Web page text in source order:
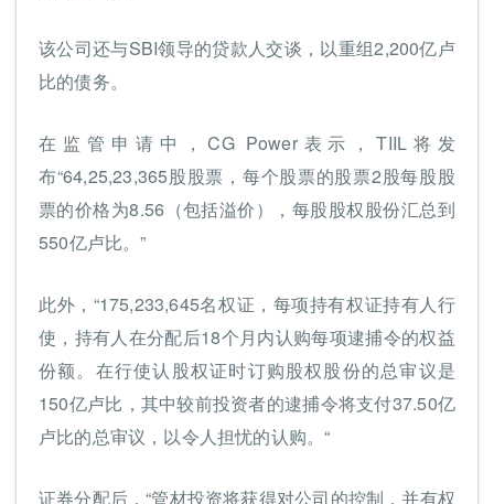
该公司还与SBI领导的贷款人交谈，以重组2,200亿卢
比的债务。
在监管申请中，CG Power表示，TIIL将发
布“64,25,23,365股股票，每个股票的股票2股每股股
票的价格为8.56（包括溢价），每股股权股份汇总到
550亿卢比。”
此外，“175,233,645名权证，每项持有权证持有人行
使，持有人在分配后18个月内认购每项逮捕令的权益
份额。在行使认股权证时订购股权股份的总审议是
150亿卢比，其中较前投资者的逮捕令将支付37.50亿
卢比的总审议，以令人担忧的认购。“
证券分配后，“管材投资将获得对公司的控制，并有权